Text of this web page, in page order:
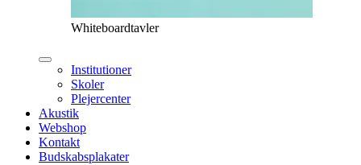
Whiteboardtavler
Institutioner
Skoler
Plejercenter
Akustik
Webshop
Kontakt
Budskabsplakater